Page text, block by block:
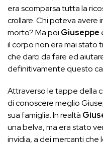
era scomparsa tutta la
crollare. Chi poteva avere
morto? Ma poi Giuseppe
il corpo non era mai stato
che darci da fare ed
definitivamente questo
Attraverso le tappe della
di conoscere meglio
sua famiglia. In realtà
una belva, ma era stato
invidia, a dei mercanti